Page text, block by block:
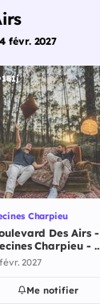
4 févr. 2027
181j
Charpieu
Des Airs -
Charpieu - 5
2027
2027
Me notifier